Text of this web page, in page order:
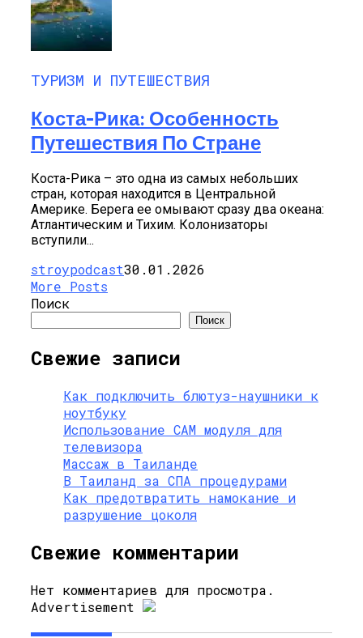
ТУРИЗМ И ПУТЕШЕСТВИЯ
Коста-Рика: Особенность
Путешествия По Стране
Коста-Рика – это одна из самых небольших
стран, которая находится в Центральной
Америке. Берега ее омывают сразу два океана:
Атлантическим и Тихим. Колонизаторы
вступили...
stroypodcast30.01.2026
More Posts
Поиск
Поиск
Свежие записи
Как подключить блютуз-наушники к
ноутбуку
Использование CAM модуля для
телевизора
Массаж в Таиланде
В Таиланд за СПА процедурами
Как предотвратить намокание и
разрушение цоколя
Свежие комментарии
Нет комментариев для просмотра.
Advertisement